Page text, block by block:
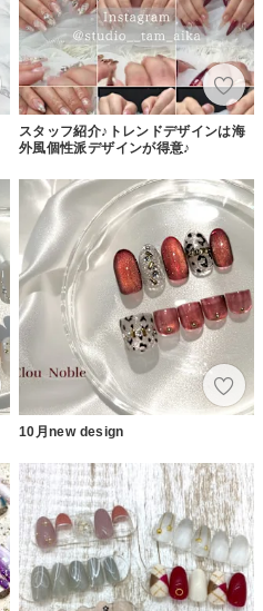
スタッフ紹介♪トレンドデザインは海
外風個性派デザインが得意♪
10月new design